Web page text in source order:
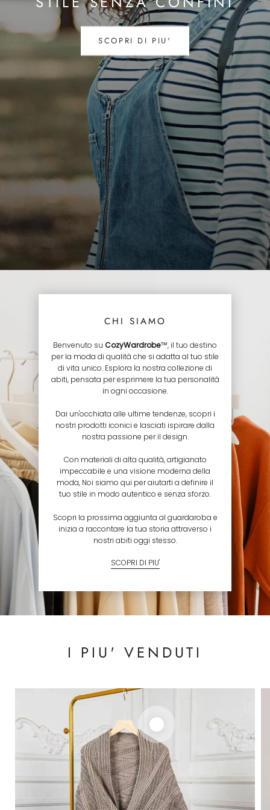
SCOPRI DI PIU'
CHI SIAMO
Benvenuto su CozyWardrobe™, il tuo destino
per la moda di qualità che si adatta al tuo stile
di vita unico. Esplora la nostra collezione di
abiti, pensata per esprimere la tua personalità
in ogni occasione.
Dai un'occhiata alle ultime tendenze, scopri i
nostri prodotti iconici e lasciati ispirare dalla
nostra passione per il design.
Con materiali di alta qualità, artigianato
impeccabile e una visione moderna della
moda, Noi siamo qui per aiutarti a definire il
tuo stile in modo autentico e senza sforzo.
Scopri la prossima aggiunta al guardaroba e
inizia a raccontare la tua storia attraverso i
nostri abiti oggi stesso.
SCOPRI DI PIU'
I PIU' VENDUTI